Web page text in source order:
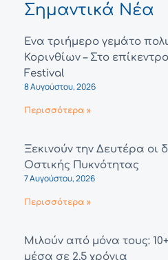
Σημαντικά Νέα
Ένα τριήμερο γεμάτο
Κορινθίων – Στο
Festival
8 Αυγούστου, 2026
Περισσότερα »
Ξεκινούν την Δευτέρα οι
Οστικής Πυκνότητας
7 Αυγούστου, 2026
Περισσότερα »
Μιλούν από μόνα τους:
μέσα σε 2,5 χρόνια